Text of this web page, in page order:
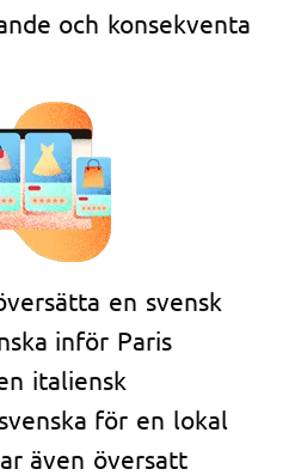
och konsekventa
en svensk
inför Paris
italiensk
för en lokal
även översatt